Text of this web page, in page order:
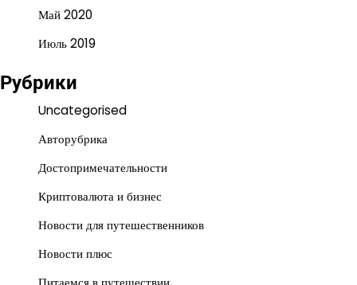
Май 2020
Июль 2019
Рубрики
Uncategorised
Авторубрика
Достопримечательности
Криптовалюта и бизнес
Новости для путешественников
Новости плюс